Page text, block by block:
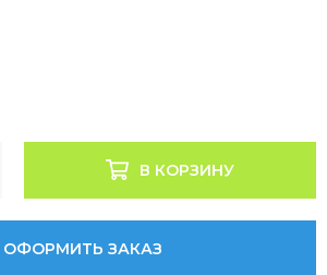
В КОРЗИНУ
ОФОРМИТЬ ЗАКАЗ